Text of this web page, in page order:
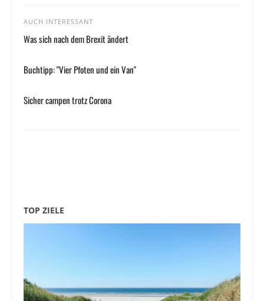
AUCH INTERESSANT
Was sich nach dem Brexit ändert
Buchtipp: "Vier Pfoten und ein Van"
Sicher campen trotz Corona
TOP ZIELE